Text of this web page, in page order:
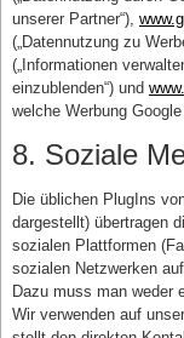
unserer Partner“),
(„Datennutzung zu
(„Informationen
einzublenden“) und
welche Werbung Google
8. Soziale
Die üblichen PlugIns
dargestellt) übertragen
sozialen Plattformen
sozialen Netzwerken
Dazu muss man weder
Wir verwenden auf